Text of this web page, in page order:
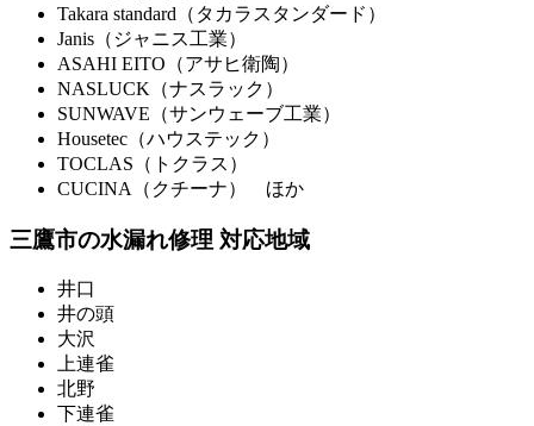
Takara standard（タカラスタンダード）
Janis（ジャニス工業）
ASAHI EITO（アサヒ衛陶）
NASLUCK（ナスラック）
SUNWAVE（サンウェーブ工業）
Housetec（ハウステック）
TOCLAS（トクラス）
CUCINA（クチーナ） ほか
三鷹市の水漏れ修理 対応地域
井口
井の頭
大沢
上連雀
北野
下連雀